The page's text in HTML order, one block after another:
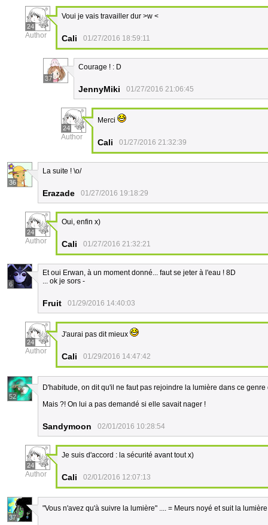
24
Author
Voui je vais travailler dur >w <
Cali 01/27/2016 18:59:11
37
Courage ! : D
JennyMiki 01/27/2016 21:06:45
24
Author
Merci
Cali 01/27/2016 21:32:39
36
La suite ! \o/
Erazade 01/27/2016 19:18:29
24
Author
Oui, enfin x)
Cali 01/27/2016 21:32:21
6
Et oui Erwan, à un moment donné... faut se jeter à l'eau ! 8D
... ok je sors -
Fruit 01/29/2016 14:40:03
24
Author
J'aurai pas dit mieux
Cali 01/29/2016 14:47:42
52
D'habitude, on dit qu'il ne faut pas rejoindre la lumière dans ce
Mais ?! On lui a pas demandé si elle savait nager !
Sandymoon 02/01/2016 10:28:54
24
Author
Je suis d'accord : la sécurité avant tout x)
Cali 02/01/2016 12:07:13
37
"Vous n'avez qu'à suivre la lumière" .... = Meurs noyé et suit la